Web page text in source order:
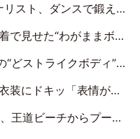
え上げた健康的な美ボディー披露
ゃんカワイイ」「全てがステキな女神さま」「魅力的です」
禁 169cmモデル体形で挑む初の本格グラビア
ねもちゃんの眼差しにドキドキが止まらない」
てゴールドビキニまで…DVDデビュー作で躍動